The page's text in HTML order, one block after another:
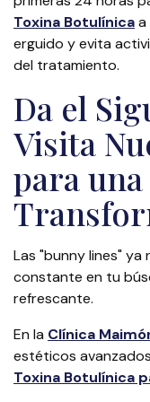
Toxina Botulínicaa
erguido y evita
del tratamiento.
Da el
Visita
para una
Las "bunny lines"
constante en tu
refrescante.
En la Clínica
estéticos
Toxina Botulínica